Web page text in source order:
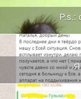
P.s.:
Я